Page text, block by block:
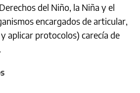
del Niño, la Niña y el
encargados de articular,
aplicar protocolos) carecía de